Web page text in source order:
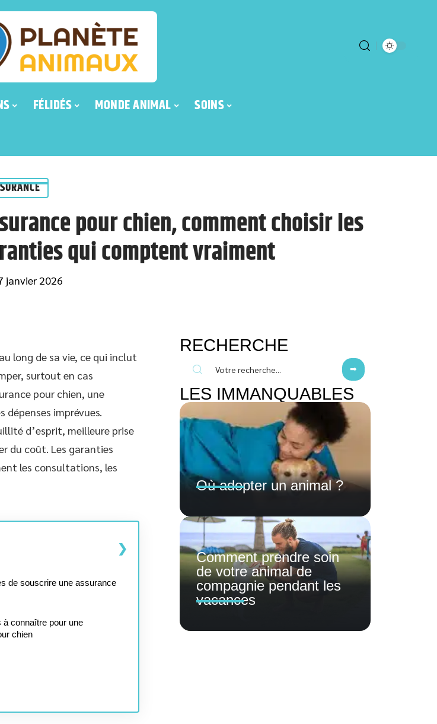
FÉLIDÉS MONDE ANIMAL SOINS
pour chien, comment choisir les
qui comptent vraiment
janvier 2026
long de sa vie, ce qui inclut
surtout en cas
pour chien, une
imprévues.
d’esprit, meilleure prise
du coût. Les garanties
les consultations, les
de souscrire une assurance
à connaître pour une
chien
RECHERCHE
LES IMMANQUABLES
Où adopter un animal ?
Comment prendre soin
de votre animal de
compagnie pendant les
vacances